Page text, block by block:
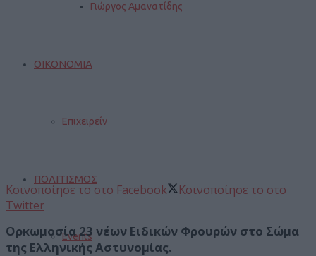
Γιώργος Αμανατίδης
ΟΙΚΟΝΟΜΙΑ
Επιχειρείν
ΠΟΛΙΤΙΣΜΟΣ
Events
Κοινοποίησε το στο Facebook
Κοινοποίησε το στο
Twitter
Ορκωμοσία 23 νέων Ειδικών Φρουρών στο Σώμα
της Ελληνικής Αστυνομίας.